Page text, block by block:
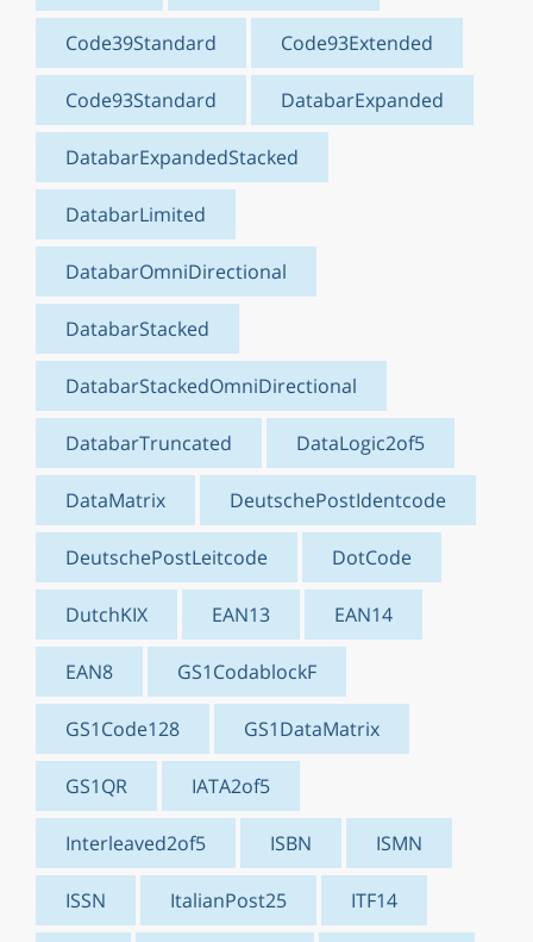
Code39Standard Code93Extended
Code93Standard DatabarExpanded
DatabarExpandedStacked
DatabarLimited
DatabarOmniDirectional
DatabarStacked
DatabarStackedOmniDirectional
DatabarTruncated DataLogic2of5
DataMatrix DeutschePostIdentcode
DeutschePostLeitcode DotCode
DutchKIX EAN13 EAN14
EAN8 GS1CodablockF
GS1Code128 GS1DataMatrix
GS1QR IATA2of5
Interleaved2of5 ISBN ISMN
ISSN ItalianPost25 ITF14